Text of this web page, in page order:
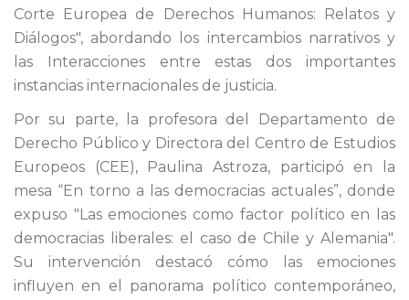
Corte Europea de Derechos Humanos: Relatos y
Diálogos", abordando los intercambios narrativos y
las Interacciones entre estas dos importantes
instancias internacionales de justicia.
Por su parte, la profesora del Departamento de
Derecho Público y Directora del Centro de Estudios
Europeos (CEE), Paulina Astroza, participó en la
mesa “En torno a las democracias actuales”, donde
expuso "Las emociones como factor político en las
democracias liberales: el caso de Chile y Alemania".
Su intervención destacó cómo las emociones
influyen en el panorama político contemporáneo,